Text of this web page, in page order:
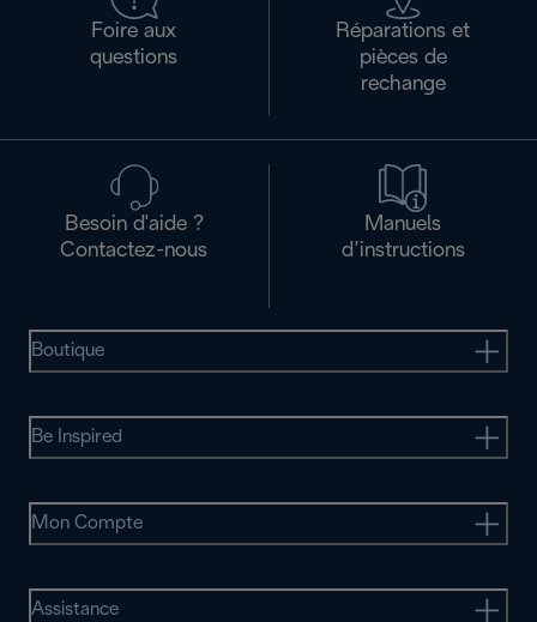
Foire aux
questions
Réparations et
pièces de
rechange
Besoin d'aide ?
Contactez-nous
Manuels
d’instructions
Boutique
Be Inspired
Mon Compte
Assistance